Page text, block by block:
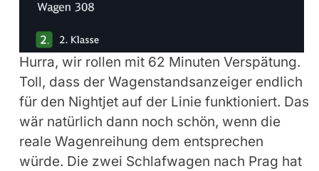
Hurra, wir rollen mit 62 Minuten Verspätung.
Toll, dass der Wagenstandsanzeiger endlich
für den Nightjet auf der Linie funktioniert. Das
wär natürlich dann noch schön, wenn die
reale Wagenreihung dem entsprechen
würde. Die zwei Schlafwagen nach Prag hat